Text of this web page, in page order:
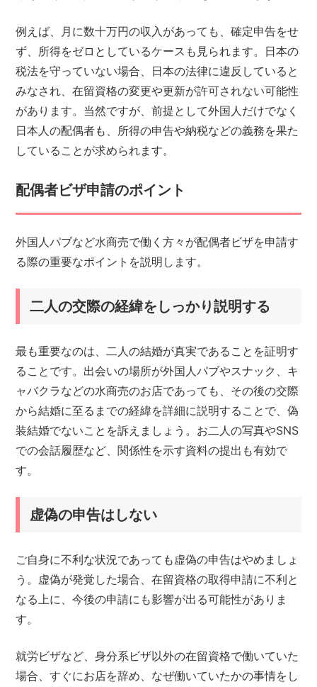
例えば、月に数十万円の収入があっても、確定申告をせ
ず、所得をゼロとしているケースも見られます。日本の
税法を守っていない場合、日本の法律に違反していると
みなされ、在留資格の変更や更新が許可されない可能性
があります。当然ですが、前提として外国人だけでなく
日本人の配偶者も、所得の申告や納税などの義務を果た
していることが求められます。
配偶者ビザ申請のポイント
外国人パブなど水商売で働く方々が配偶者ビザを申請す
る際の重要なポイントを説明します。
二人の交際の経緯をしっかり説明する
最も重要なのは、二人の結婚が真実であることを証明す
ることです。出会いの場所が外国人パブやスナック、キ
ャバクラなどの水商売のお店であっても、その後の交際
から結婚に至るまでの経緯を詳細に説明することで、偽
装結婚でないことを訴えましょう。お二人の写真やSNS
での会話履歴など、関係性を示す資料の提出も有効で
す。
虚偽の申告はしない
ご自身に不利な状況であっても虚偽の申告はやめましょ
う。虚偽が発覚した場合、在留資格の取得申請に不利と
なる上に、今後の申請にも影響が出る可能性がありま
す。
就労ビザなど、身分系ビザ以外の在留資格で働いていた
場合、すぐにお店を辞め、なぜ働いていたかの事情をし